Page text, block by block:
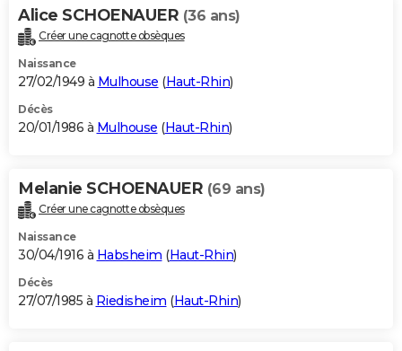
Alice SCHOENAUER (36 ans)
Créer une cagnotte obsèques
Naissance
27/02/1949 à Mulhouse (Haut-Rhin)
Décès
20/01/1986 à Mulhouse (Haut-Rhin)
Melanie SCHOENAUER (69 ans)
Créer une cagnotte obsèques
Naissance
30/04/1916 à Habsheim (Haut-Rhin)
Décès
27/07/1985 à Riedisheim (Haut-Rhin)